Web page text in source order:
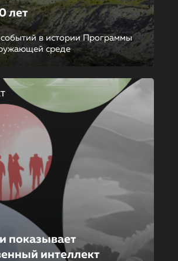
лет
событий в истории Программы
среде
показывает
интеллект